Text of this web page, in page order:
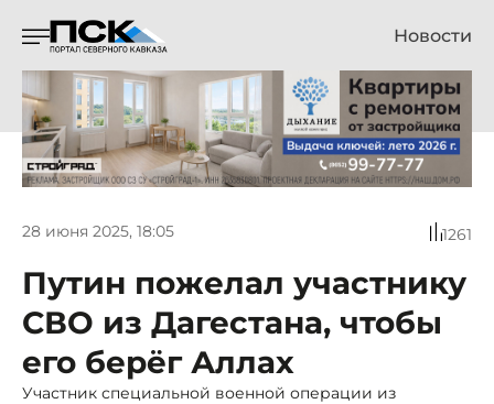
Новости
28 июня 2025, 18:05 1261
Путин пожелал участнику
СВО из Дагестана, чтобы
его берёг Аллах
Участник специальной военной операции из